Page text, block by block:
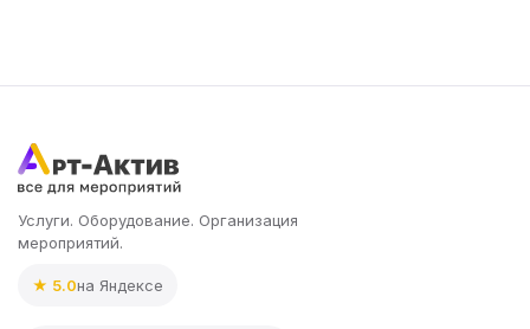
Услуги. Оборудование. Организация
мероприятий.
★ 5.0на Яндексе